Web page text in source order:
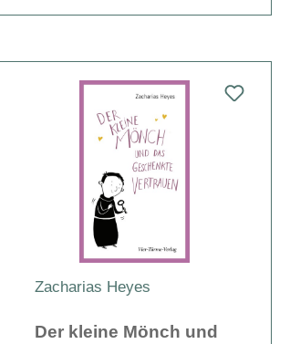
Zacharias Heyes
Der kleine Mönch und